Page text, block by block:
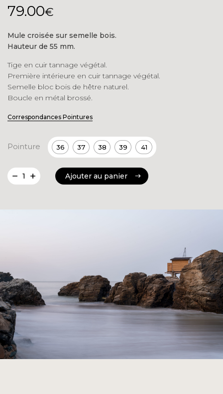
Le
initial
était :
158.00€.
79.00€
Le
actuel
est :
79.00€.
Mule croisée sur semelle bois.
Hauteur de 55 mm.
Tige en cuir tannage végétal.
Première intérieure en cuir tannage végétal.
Semelle bloc bois de hêtre naturel.
Boucle en métal brossé.
Correspondances Pointures
Pointure 36 37 38 39 41
quantité
de
Ajouter au panier
Ajouter au panier